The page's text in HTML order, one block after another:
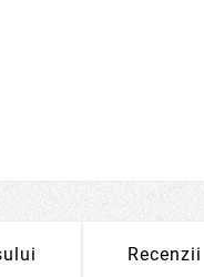
Recenzii